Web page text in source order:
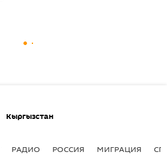
Кыргызстан
РАДИО РОССИЯ МИГРАЦИЯ